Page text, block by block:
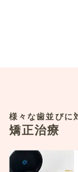
様々な歯並びに
矯正治療